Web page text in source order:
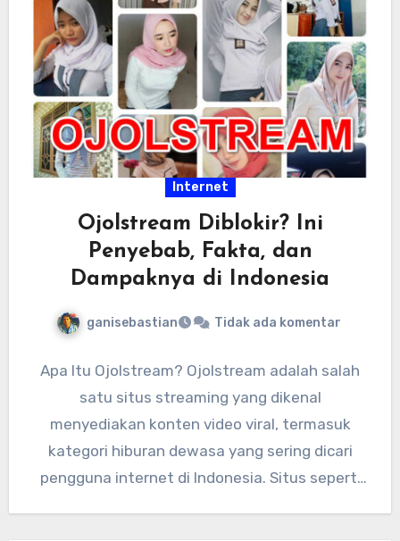
Internet
Ojolstream Diblokir? Ini
Penyebab, Fakta, dan
Dampaknya di Indonesia
ganisebastian Tidak ada komentar
Apa Itu Ojolstream? Ojolstream adalah salah
satu situs streaming yang dikenal
menyediakan konten video viral, termasuk
kategori hiburan dewasa yang sering dicari
pengguna internet di Indonesia. Situs seperti